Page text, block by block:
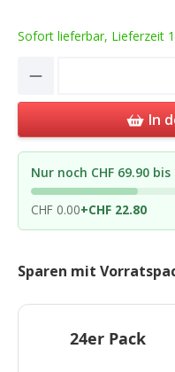
Sofort lieferbar, Lieferzeit
Product
In
Nur noch CHF 69.90
CHF 0.00+CHF 22.80
Sparen mit
24er Pack